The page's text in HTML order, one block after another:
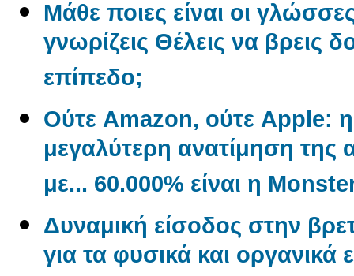
Μάθε ποιες είναι οι
γνωρίζεις Θέλεις να βρεις
επίπεδο;
Ούτε Amazon, ούτε Apple: η
μεγαλύτερη ανατίμηση της
με... 60.000% είναι η
Δυναμική είσοδος στην
για τα φυσικά και οργανικά